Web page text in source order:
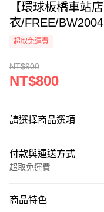
【環球板橋車站
衣/FREE/
超取免運費
NT$900
NT$800
請選擇商品選項
付款與運送方式
超取免運費
信用卡一次付款
商品特色